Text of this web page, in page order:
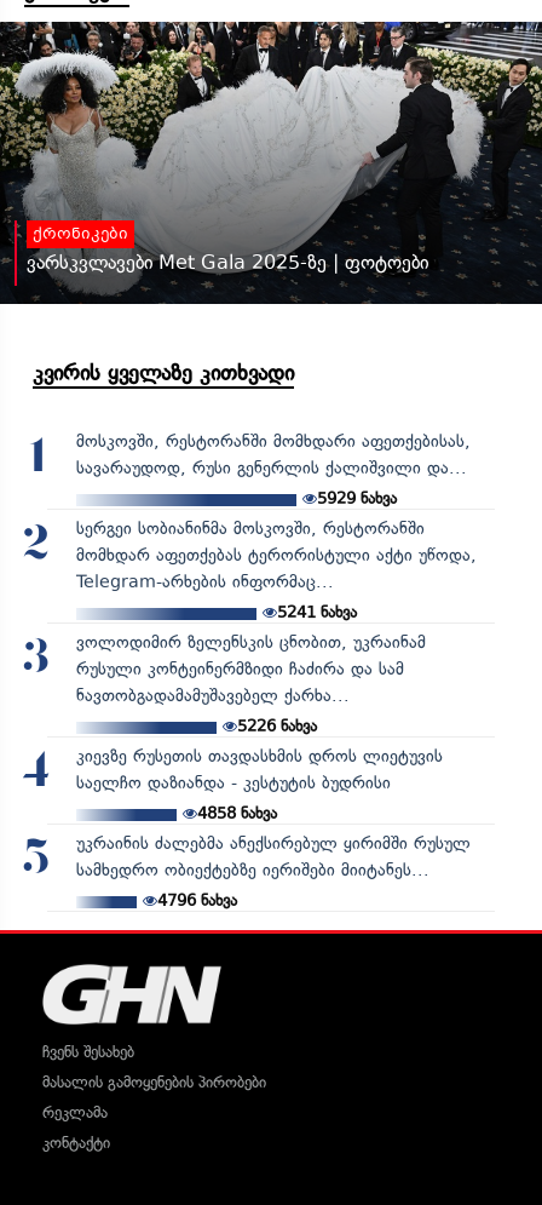
ქრონიკები
ვარსკვლავები Met Gala 2025-ზე | ფოტოები
კვირის ყველაზე კითხვადი
1
მოსკოვში, რესტორანში მომხდარი აფეთქებისას,
სავარაუდოდ, რუსი გენერლის ქალიშვილი და...
5929 ნახვა
2
სერგეი სობიანინმა მოსკოვში, რესტორანში
მომხდარ აფეთქებას ტერორისტული აქტი უწოდა,
Telegram-არხების ინფორმაც...
5241ნახვა
3
ვოლოდიმირ ზელენსკის ცნობით, უკრაინამ
რუსული კონტეინერმზიდი ჩაძირა და სამ
ნავთობგადამამუშავებელ ქარხა...
5226ნახვა
4
კიევზე რუსეთის თავდასხმის დროს ლიეტუვის
საელჩო დაზიანდა - კესტუტის ბუდრისი
4858ნახვა
5
უკრაინის ძალებმა ანექსირებულ ყირიმში რუსულ
სამხედრო ობიექტებზე იერიშები მიიტანეს...
4796ნახვა
ჩვენს შესახებ
მასალის გამოყენების პირობები
რეკლამა
კონტაქტი